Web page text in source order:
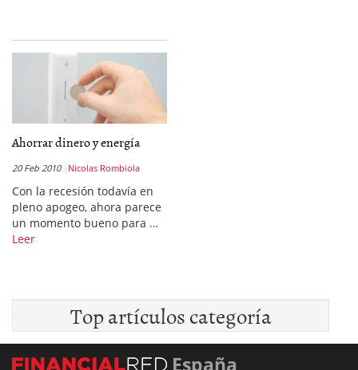
Ahorrar dinero y energía
20 Feb 2010 Nicolas Rombiola
Con la recesión todavía en
pleno apogeo, ahora parece
un momento bueno para …
Leer
Top artículos categoría
España